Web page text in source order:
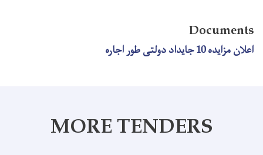
Documents
اعلان مزایده 10 جایداد دولتی طور اجاره
MORE TENDERS